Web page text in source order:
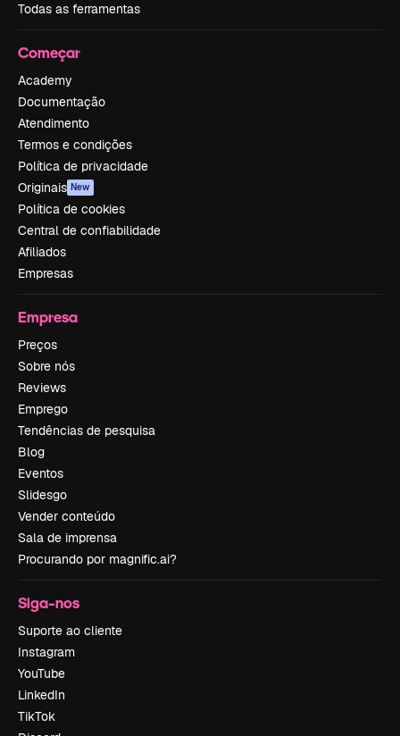
Todas as ferramentas
Começar
Academy
Documentação
Atendimento
Termos e condições
Política de privacidade
Originais New
Política de cookies
Central de confiabilidade
Afiliados
Empresas
Empresa
Preços
Sobre nós
Reviews
Emprego
Tendências de pesquisa
Blog
Eventos
Slidesgo
Vender conteúdo
Sala de imprensa
Procurando por magnific.ai?
Siga-nos
Suporte ao cliente
Instagram
YouTube
LinkedIn
TikTok